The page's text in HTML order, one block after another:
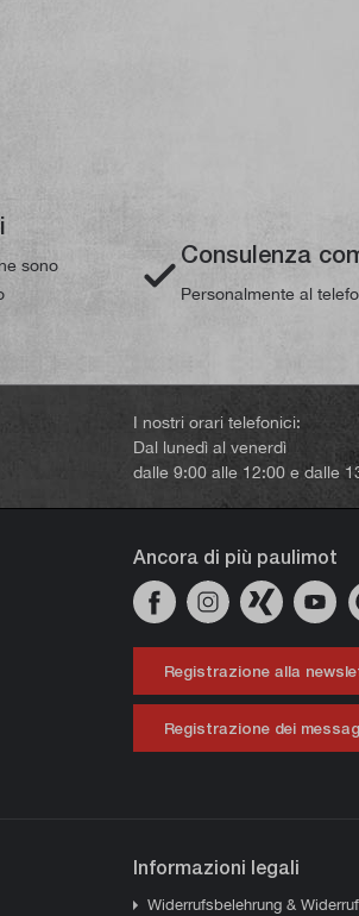
sono
Consulenza
Personalmente al
I nostri orari telefonici:
Dal lunedì al venerdì
dalle 9:00 alle 12:00 e dalle
Ancora di più paulimot
Registrazione alla
Registrazione dei
Informazioni legali
Widerrufsbelehrung &